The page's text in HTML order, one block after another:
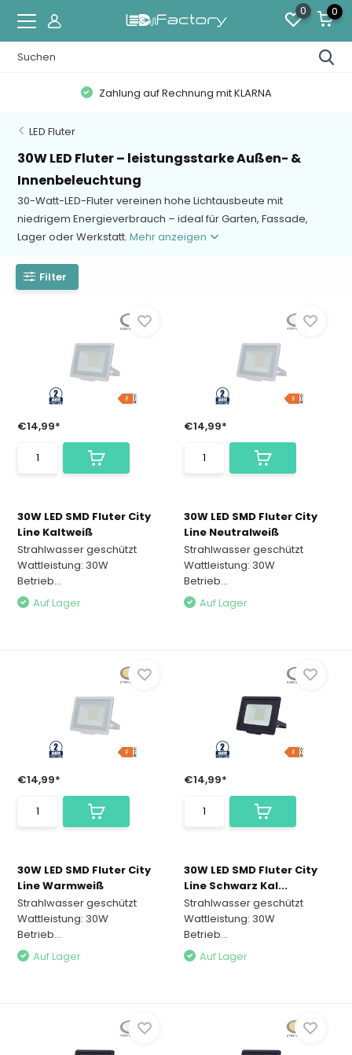
0 0
Zahlung auf Rechnung mit KLARNA
LED Fluter
30W LED Fluter – leistungsstarke Außen- &
Innenbeleuchtung
30-Watt-LED-Fluter vereinen hohe Lichtausbeute mit
niedrigem Energieverbrauch – ideal für Garten, Fassade,
Lager oder Werkstatt.Mehr anzeigen
Filter
€14,99*
30W LED SMD Fluter City
Line Kaltweiß
Strahlwasser geschützt
Wattleistung: 30W
Betrieb...
Auf Lager
€14,99*
30W LED SMD Fluter City
Line Neutralweiß
Strahlwasser geschützt
Wattleistung: 30W
Betrieb...
Auf Lager
€14,99*
30W LED SMD Fluter City
Line Warmweiß
Strahlwasser geschützt
Wattleistung: 30W
Betrieb...
Auf Lager
€14,99*
30W LED SMD Fluter City
Line Schwarz Kal...
Strahlwasser geschützt
Wattleistung: 30W
Betrieb...
Auf Lager